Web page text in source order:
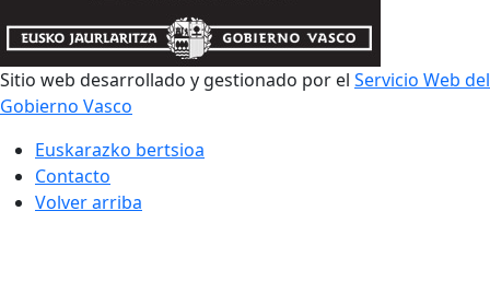
Sitio web desarrollado y gestionado por el Servicio Web del
Gobierno Vasco
Euskarazko bertsioa
Contacto
Volver arriba